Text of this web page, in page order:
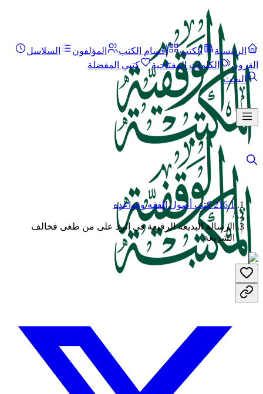
الرئيسية الكتب أقسام الكتب المؤلفون
السلاسل
القرون
الكلمات المفتاحية
كتبي المفضلة
البحث
216.1 كتب أصول الفقه وقواعده
/
الرسالة البديعة الرفيعة فى الرد على من طغى فخالف
الشريعة